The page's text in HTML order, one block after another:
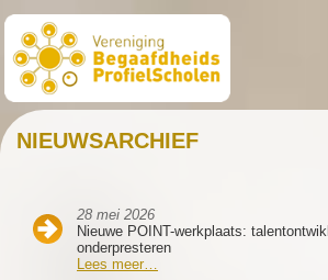
NIEUWSARCHIEF
28 mei 2026
Nieuwe POINT-werkplaats:
onderpresteren
Lees meer…